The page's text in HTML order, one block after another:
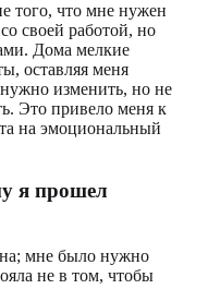
того, что мне нужен
своей работой, но
Дома мелкие
оставляя меня
изменить, но не
Это привело меня к
на эмоциональный
я прошел
мне было нужно
не в том, чтобы